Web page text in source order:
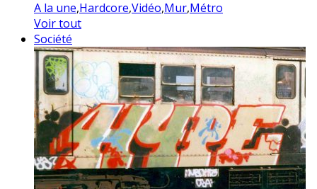
A la une,Hardcore,Vidéo,Mur,Métro
Voir tout
Société